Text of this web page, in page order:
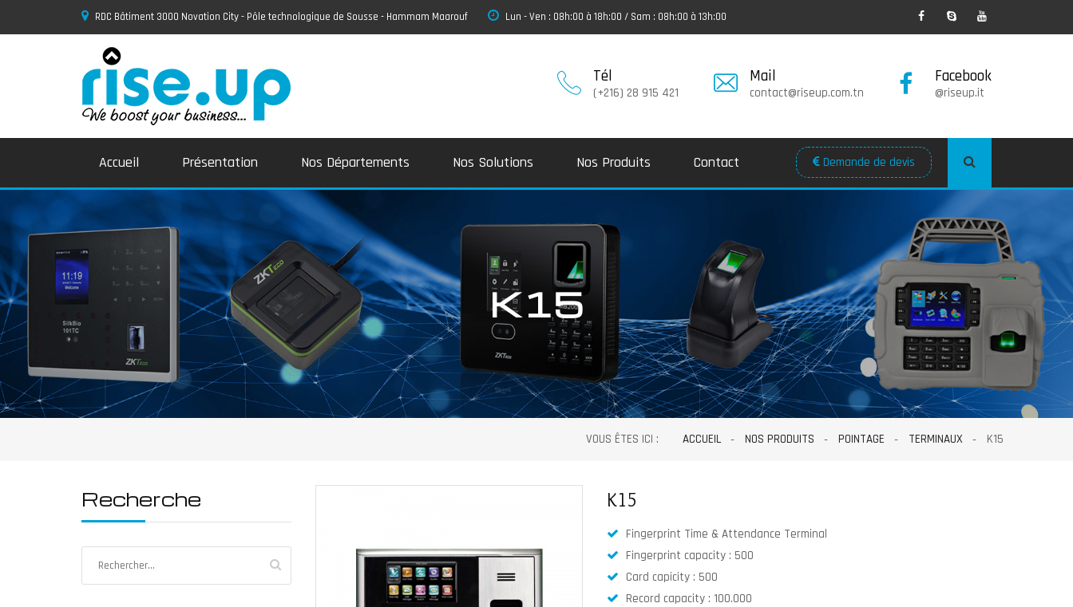
RDC Bâtiment 3000 Novation City - Pôle technologique de Sousse - Hammam Maarouf Lun - Ven : 08h:00 à 18h:00 / Sam : 08h:00 à 13h:00
Tél
(+216) 28 915 421
Mail
contact@riseup.com.tn
Facebook
@riseup.it
Accueil Présentation Nos Départements Nos Solutions Nos Produits Contact Demande de devis
K15
VOUS ÊTES ICI : ACCUEIL NOS PRODUITS POINTAGE TERMINAUX K15
Recherche K15
Fingerprint Time & Attendance Terminal
Fingerprint capacity : 500
Card capicity : 500
Record capacity : 100.000